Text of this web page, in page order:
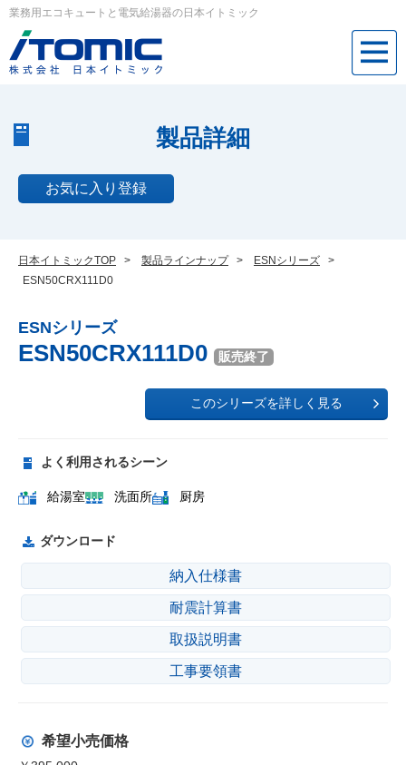
業務用エコキュートと電気給湯器の日本イトミック
製品詳細
お気に入り登録
日本イトミックTOP > 製品ラインナップ > ESNシリーズ
>
ESN50CRX111D0
ESNシリーズ
ESN50CRX111D0 販売終了
このシリーズを詳しく見る
よく利用されるシーン
給湯室 洗面所 厨房
ダウンロード
納入仕様書
耐震計算書
取扱説明書
工事要領書
希望小売価格